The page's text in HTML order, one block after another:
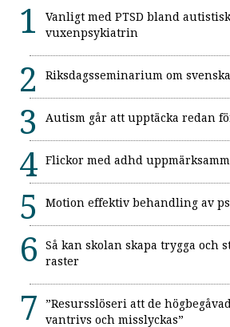
Vanligt med PTSD bland
vuxenpsykiatrin
Riksdagsseminarium om
Autism går att upptäcka redan
Flickor med adhd
Motion effektiv behandling av
Så kan skolan skapa trygga och
raster
”Resursslöseri att de
vantrivs och misslyckas”